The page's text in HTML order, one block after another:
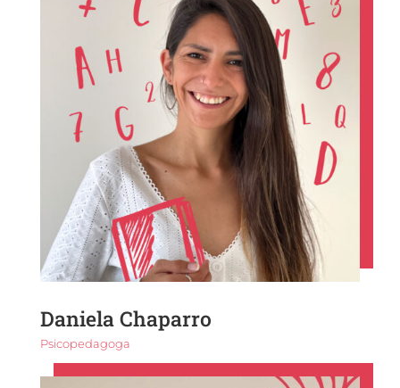
Daniela Chaparro
Psicopedagoga